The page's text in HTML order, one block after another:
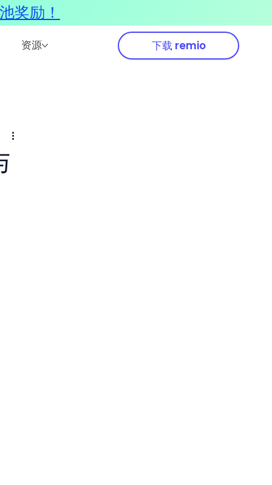
资源 下载 remio
奖励！